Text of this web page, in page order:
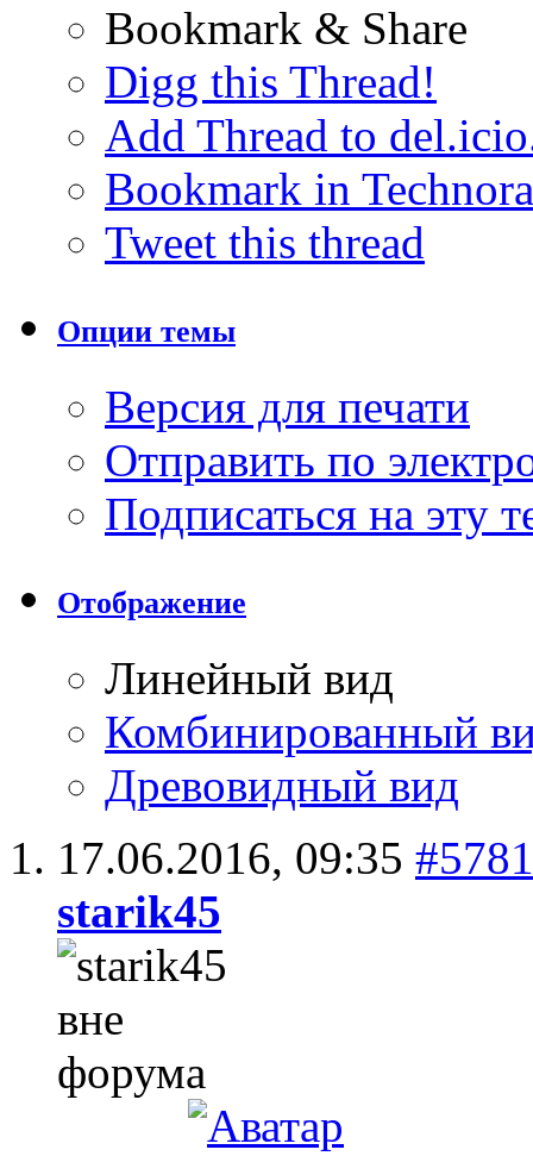
Bookmark & Share
Digg this Thread!
Add Thread to
Bookmark in
Tweet this thread
Опции темы
Версия для печати
Отправить по
Подписаться на эту
Отображение
Линейный вид
Комбинированный
Древовидный вид
17.06.2016, 09:35 #5781
starik45